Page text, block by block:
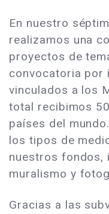
En nuestro
realizamos una
proyectos de
convocatoria por
vinculados a los
total recibimos
países del
los tipos de
nuestros fondos,
muralismo y
Gracias a las